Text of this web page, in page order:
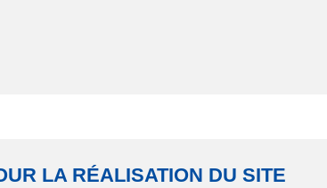
LA RÉALISATION DU SITE